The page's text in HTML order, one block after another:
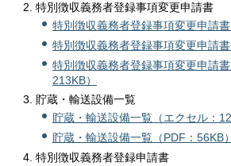
特別徴収義務者登録事項変更申請書
特別徴収義務者登録事項変更申請書
特別徴収義務者登録事項変更申請書
特別徴収義務者登録事項変更申請
213KB）
貯蔵・輸送設備一覧
貯蔵・輸送設備一覧（エクセル：
貯蔵・輸送設備一覧（PDF：56KB）
特別徴収義務者登録申請書